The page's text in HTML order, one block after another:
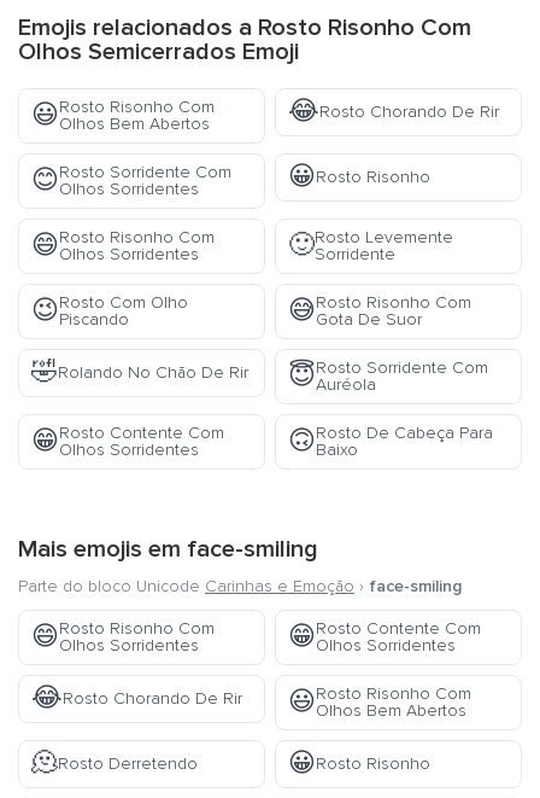
Emojis relacionados a Rosto Risonho Com
Olhos Semicerrados Emoji
😃Rosto Risonho Com
Olhos Bem Abertos
😂Rosto Chorando De Rir
😊Rosto Sorridente Com
Olhos Sorridentes
😀Rosto Risonho
😄Rosto Risonho Com
Olhos Sorridentes
🙂Rosto Levemente
Sorridente
😉Rosto Com Olho
Piscando
😅Rosto Risonho Com
Gota De Suor
🤣Rolando No Chão De Rir 😇Rosto Sorridente Com
Auréola
😁Rosto Contente Com
Olhos Sorridentes
🙃Rosto De Cabeça Para
Baixo
Mais emojis em face-smiling
Parte do bloco Unicode Carinhas e Emoção › face-smiling
😄Rosto Risonho Com
Olhos Sorridentes
😁Rosto Contente Com
Olhos Sorridentes
😂Rosto Chorando De Rir 😃Rosto Risonho Com
Olhos Bem Abertos
🫠Rosto Derretendo 😀Rosto Risonho